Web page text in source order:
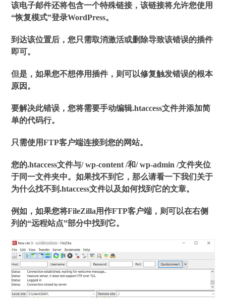
该电子邮件还将包含一个特殊链接，该链接将允许您使用
“恢复模式”登录WordPress。
到达该位置后，您只需取消激活或删除导致该错误的插件
即可。
但是，如果您不想停用插件，则可以修复触发错误的根本
原因。
要解决此错误，您将需要手动编辑.htaccess文件并添加简
单的代码行。
只需使用FTP客户端连接到您的网站。
您的.htaccess文件与/ wp-content /和/ wp-admin /文件夹位
于同一文件夹中。如果找不到它，那么请看一下我们关于
为什么找不到.htaccess文件以及如何找到它的文章。
例如，如果您将FileZilla用作FTP客户端，则可以在右侧
列的“远程站点”部分中找到它。